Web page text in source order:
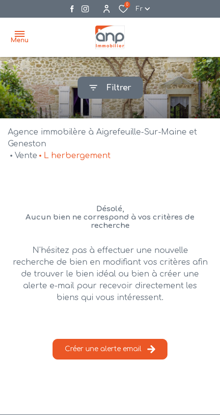
0
Fr
Menu
accueil
acheter
biens
vente
bien
nos
agences
mail
contact
Filtrer
Agence immobilère à Aigrefeuille-Sur-Maine et
Geneston
Vente
L herbergement
Désolé,
Aucun bien ne correspond à vos critères de
recherche
N'hésitez pas à effectuer une nouvelle
recherche de bien en modifiant vos critères afin
de trouver le bien idéal ou bien à créer une
alerte e-mail pour recevoir directement les
biens qui vous intéressent.
Créer une alerte email